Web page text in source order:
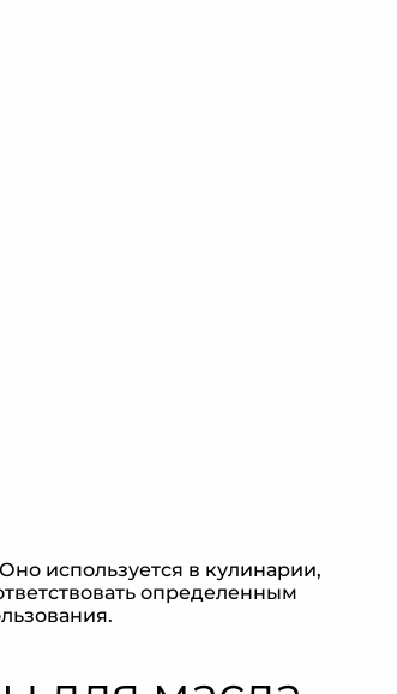
используется в кулинарии,
определенным